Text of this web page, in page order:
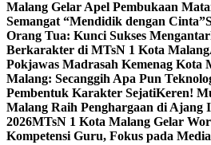
Malang Gelar Apel Pembukaan
Semangat “Mendidik dengan Cinta”
Orang Tua: Kunci Sukses
Berkarakter di MTsN 1 Kota Malang
Pokjawas Madrasah Kemenag Kota
Malang: Secanggih Apa Pun
Pembentuk Karakter SejatiKeren!
Malang Raih Penghargaan di
2026MTsN 1 Kota Malang Gelar
Kompetensi Guru, Fokus pada